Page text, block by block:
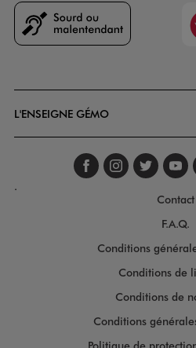
L'ENSEIGNE GÉMO
Suivez-
.
Contact
F.A.Q.
Conditions
Conditions de
Conditions de
Conditions